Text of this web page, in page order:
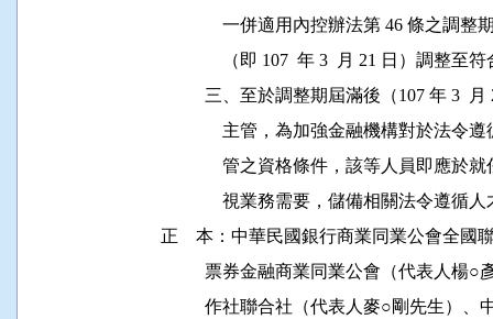
一併適用內控辦法第 46 條之調
（即 107  年 3  月 21 日）調整至
三、至於調整期屆滿後（107 年 3
主管，為加強金融機構對於法
管之資格條件，該等人員即應
視業務需要，儲備相關法令遵
正    本：中華民國銀行商業同業公會全國
票券金融商業同業公會（代表人
作社聯合社（代表人麥○剛先生）